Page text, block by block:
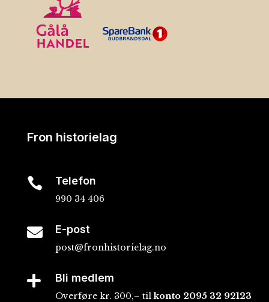
Fron historielag
 Telefon
990 34 406
 E-post
post@fronhistorielag.no
 Bli medlem
Overføre kr. 300,– tilkonto 2095 32 92123